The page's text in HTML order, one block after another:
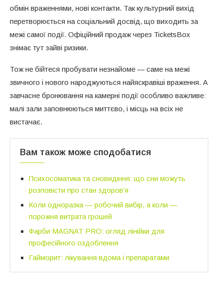
обмін враженнями, нові контакти. Так культурний вихід
перетворюється на соціальний досвід, що виходить за
межі самої події. Офіційний продаж через TicketsBox
знімає тут зайві ризики.
Тож не бійтеся пробувати незнайоме — саме на межі
звичного і нового народжуються найяскравіші враження. А
завчасне бронювання на камерні події особливо важливе:
малі зали заповнюються миттєво, і місць на всіх не
вистачає.
Вам також може сподобатися
Психосоматика та сновидіння: що сни можуть
розповісти про стан здоров’я
Коли одноразка — робочий вибір, а коли —
порожня витрата грошей
Фарби MAGNAT PRO: огляд лінійки для
професійного оздоблення
Гайморит: лікування вдома і препаратами